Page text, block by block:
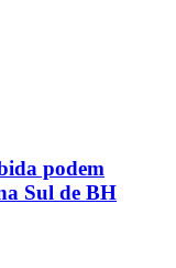
podem
Sul de BH